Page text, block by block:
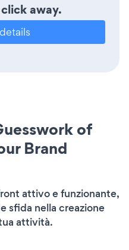
away.
of
Brand
attivo e funzionante,
sfida nella creazione
attività.